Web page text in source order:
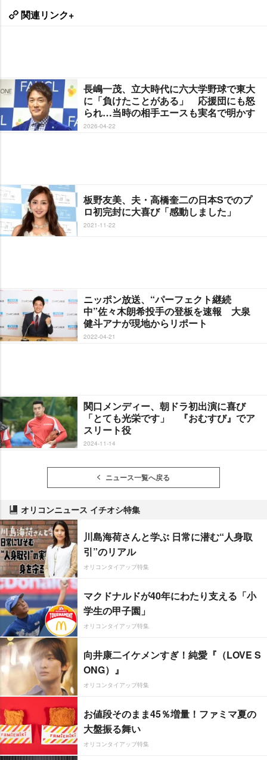
関連リンク+
長嶋一茂、立大時代に六大学野球で東大
に「負けたことがある」 応援団にも怒
られ…当時の相手エースも実名で明かす
2026-04-22
板野友美、夫・高橋奎二の日本Sでのプ
ロ初完封に大喜び「感動しました」
2021-11-22
ニッポン放送、“パーフェクト継続
中”佐々木朗希投手の登板を速報 大泉
健斗アナが現地からリポート
2022-04-21
関口メンディー、朝ドラ初出演に喜び
「とても光栄です」 『おむすび』でア
スリート役
2024-11-14
ニュース一覧へ戻る
オリコンニュース イチオシ特集
川島海荷さんと学ぶ 日常に潜む“人身取
引”のリアル
オリコンタイアップ特集
マクドナルドが40年にわたり支える「小
学生の甲子園」
オリコンタイアップ特集
向井康二イケメンすぎ！純愛『（LOVE S
ONG）』
オリコンタイアップ特集
お値段そのまま45％増量！ファミマ夏の
大盤振る舞い
オリコンタイアップ特集